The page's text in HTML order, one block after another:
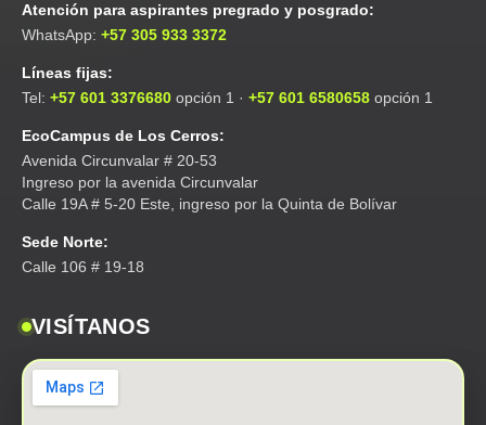
Atención para aspirantes pregrado y posgrado:
WhatsApp: +57 305 933 3372
Líneas fijas:
Tel: +57 601 3376680 opción 1 · +57 601 6580658 opción 1
EcoCampus de Los Cerros:
Avenida Circunvalar # 20-53
Ingreso por la avenida Circunvalar
Calle 19A # 5-20 Este, ingreso por la Quinta de Bolívar
Sede Norte:
Calle 106 # 19-18
VISÍTANOS